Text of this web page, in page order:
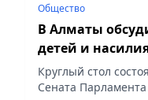
Общество
В Алматы
детей и
Круглый стол
Сената